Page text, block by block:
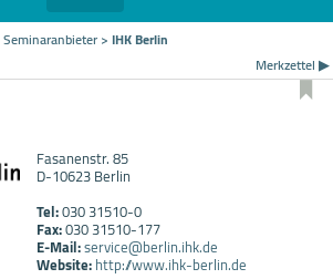
Seminaranbieter> IHK Berlin
Merkzettel ▶
Fasanenstr. 85
D-10623 Berlin
Tel:030 31510-0
Fax:030 31510-177
E-Mail:service@berlin.ihk.de
Website:http://www.ihk-berlin.de